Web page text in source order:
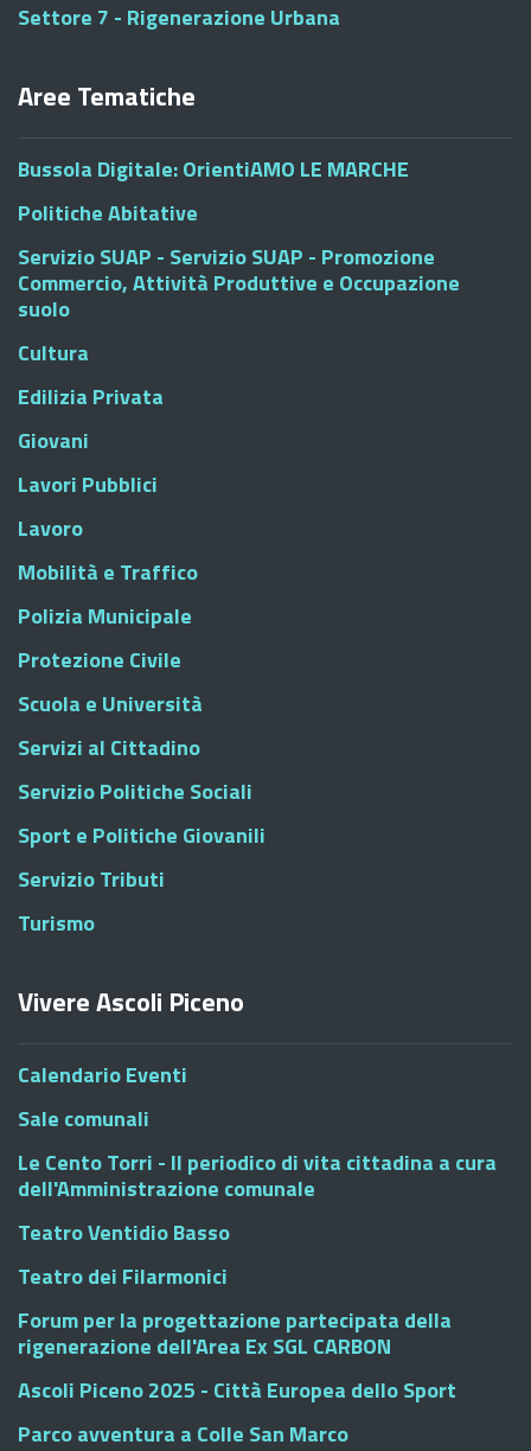
Settore 7 - Rigenerazione Urbana
Aree Tematiche
Bussola Digitale: OrientiAMO LE MARCHE
Politiche Abitative
Servizio SUAP - Servizio SUAP - Promozione
Commercio, Attività Produttive e Occupazione
suolo
Cultura
Edilizia Privata
Giovani
Lavori Pubblici
Lavoro
Mobilità e Traffico
Polizia Municipale
Protezione Civile
Scuola e Università
Servizi al Cittadino
Servizio Politiche Sociali
Sport e Politiche Giovanili
Servizio Tributi
Turismo
Vivere Ascoli Piceno
Calendario Eventi
Sale comunali
Le Cento Torri - Il periodico di vita cittadina a cura
dell'Amministrazione comunale
Teatro Ventidio Basso
Teatro dei Filarmonici
Forum per la progettazione partecipata della
rigenerazione dell'Area Ex SGL CARBON
Ascoli Piceno 2025 - Città Europea dello Sport
Parco avventura a Colle San Marco